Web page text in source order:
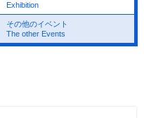
Exhibition
その他のイベント
The other Events